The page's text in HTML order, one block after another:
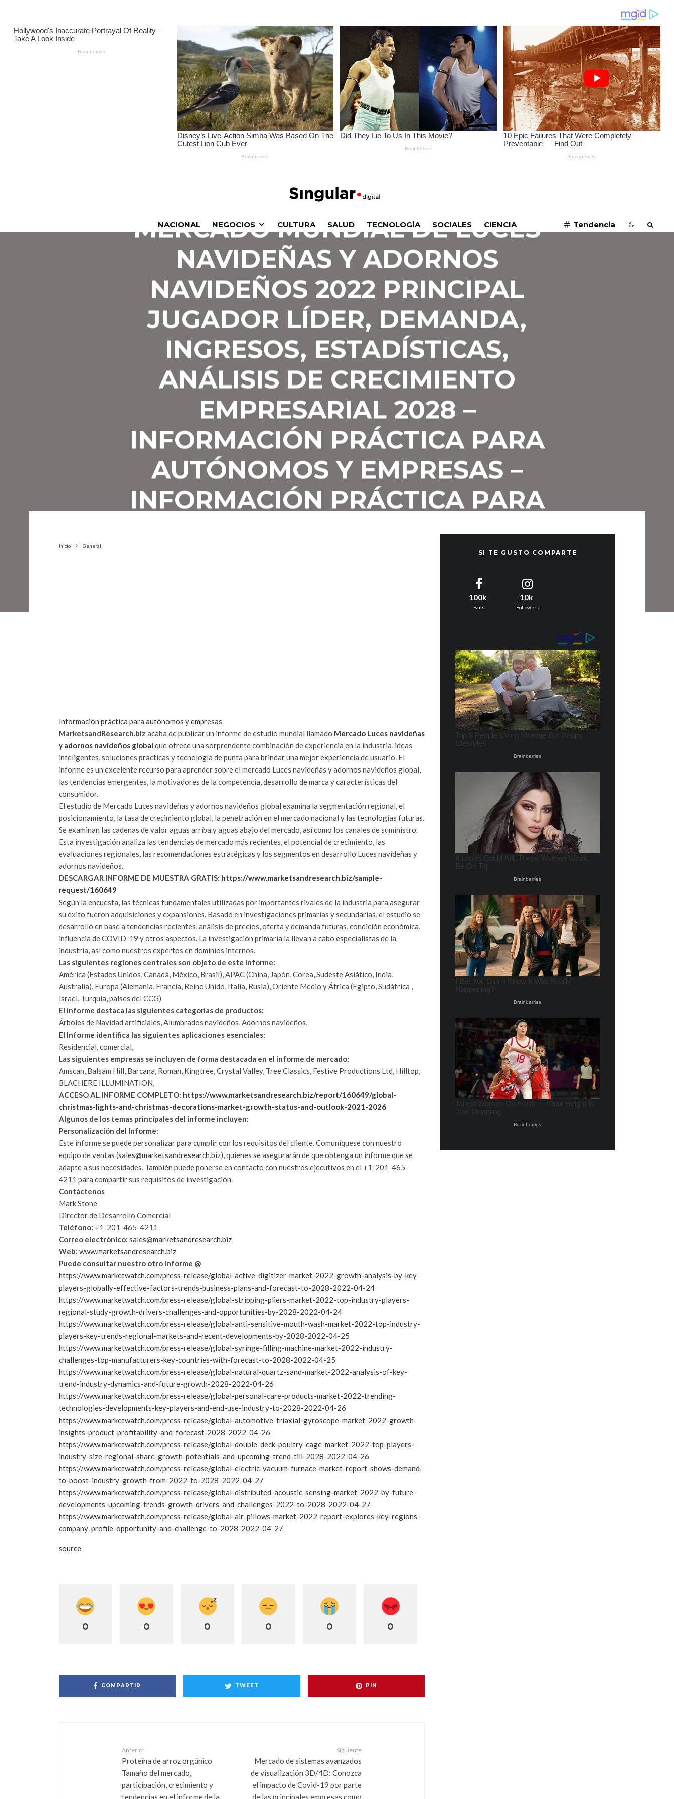
NACIONAL NEGOCIOS CULTURA SALUD TECNOLOGÍA SOCIALES CIENCIA Tendencia
mayo 3, 2022 ·
MERCADO MUNDIAL DE LUCES
NAVIDEÑAS Y ADORNOS
NAVIDEÑOS 2022 PRINCIPAL
JUGADOR LÍDER, DEMANDA,
INGRESOS, ESTADÍSTICAS,
ANÁLISIS DE CRECIMIENTO
EMPRESARIAL 2028 –
INFORMACIÓN PRÁCTICA PARA
AUTÓNOMOS Y EMPRESAS –
INFORMACIÓN PRÁCTICA PARA
AUTÓNOMOS Y EMPRESAS
Inicio General
Información práctica para autónomos y empresas
MarketsandResearch.biz acaba de publicar un informe de estudio mundial llamado Mercado Luces navideñas
y adornos navideños global que ofrece una sorprendente combinación de experiencia en la industria, ideas
inteligentes, soluciones prácticas y tecnología de punta para brindar una mejor experiencia de usuario. El
informe es un excelente recurso para aprender sobre el mercado Luces navideñas y adornos navideños global,
las tendencias emergentes, la motivadores de la competencia, desarrollo de marca y características del
consumidor.
El estudio de Mercado Luces navideñas y adornos navideños global examina la segmentación regional, el
posicionamiento, la tasa de crecimiento global, la penetración en el mercado nacional y las tecnologías futuras.
Se examinan las cadenas de valor aguas arriba y aguas abajo del mercado, así como los canales de suministro.
Esta investigación analiza las tendencias de mercado más recientes, el potencial de crecimiento, las
evaluaciones regionales, las recomendaciones estratégicas y los segmentos en desarrollo Luces navideñas y
adornos navideños.
DESCARGAR INFORME DE MUESTRA GRATIS: https://www.marketsandresearch.biz/sample-
request/160649
Según la encuesta, las técnicas fundamentales utilizadas por importantes rivales de la industria para asegurar
su éxito fueron adquisiciones y expansiones. Basado en investigaciones primarias y secundarias, el estudio se
desarrolló en base a tendencias recientes, análisis de precios, oferta y demanda futuras, condición económica,
influencia de COVID-19 y otros aspectos. La investigación primaria la llevan a cabo especialistas de la
industria, así como nuestros expertos en dominios internos.
Las siguientes regiones centrales son objeto de este Informe:
América (Estados Unidos, Canadá, México, Brasil), APAC (China, Japón, Corea, Sudeste Asiático, India,
Australia), Europa (Alemania, Francia, Reino Unido, Italia, Rusia), Oriente Medio y África (Egipto, Sudáfrica ,
Israel, Turquía, países del CCG)
El informe destaca las siguientes categorías de productos:
Árboles de Navidad artificiales, Alumbrados navideños, Adornos navideños,
El Informe identifica las siguientes aplicaciones esenciales:
Residencial, comercial,
Las siguientes empresas se incluyen de forma destacada en el informe de mercado:
Amscan, Balsam Hill, Barcana, Roman, Kingtree, Crystal Valley, Tree Classics, Festive Productions Ltd, Hilltop,
BLACHERE ILLUMINATION,
ACCESO AL INFORME COMPLETO: https://www.marketsandresearch.biz/report/160649/global-
christmas-lights-and-christmas-decorations-market-growth-status-and-outlook-2021-2026
Algunos de los temas principales del informe incluyen:
Personalización del Informe:
Este informe se puede personalizar para cumplir con los requisitos del cliente. Comuníquese con nuestro
equipo de ventas (sales@marketsandresearch.biz), quienes se asegurarán de que obtenga un informe que se
adapte a sus necesidades. También puede ponerse en contacto con nuestros ejecutivos en el +1-201-465-
4211 para compartir sus requisitos de investigación.
Contáctenos
Mark Stone
Director de Desarrollo Comercial
Teléfono: +1-201-465-4211
Correo electrónico: sales@marketsandresearch.biz
Web: www.marketsandresearch.biz
Puede consultar nuestro otro informe @
https://www.marketwatch.com/press-release/global-active-digitizer-market-2022-growth-analysis-by-key-
players-globally-effective-factors-trends-business-plans-and-forecast-to-2028-2022-04-24
https://www.marketwatch.com/press-release/global-stripping-pliers-market-2022-top-industry-players-
regional-study-growth-drivers-challenges-and-opportunities-by-2028-2022-04-24
https://www.marketwatch.com/press-release/global-anti-sensitive-mouth-wash-market-2022-top-industry-
players-key-trends-regional-markets-and-recent-developments-by-2028-2022-04-25
https://www.marketwatch.com/press-release/global-syringe-filling-machine-market-2022-industry-
challenges-top-manufacturers-key-countries-with-forecast-to-2028-2022-04-25
https://www.marketwatch.com/press-release/global-natural-quartz-sand-market-2022-analysis-of-key-
trend-industry-dynamics-and-future-growth-2028-2022-04-26
https://www.marketwatch.com/press-release/global-personal-care-products-market-2022-trending-
technologies-developments-key-players-and-end-use-industry-to-2028-2022-04-26
https://www.marketwatch.com/press-release/global-automotive-triaxial-gyroscope-market-2022-growth-
insights-product-profitability-and-forecast-2028-2022-04-26
https://www.marketwatch.com/press-release/global-double-deck-poultry-cage-market-2022-top-players-
industry-size-regional-share-growth-potentials-and-upcoming-trend-till-2028-2022-04-26
https://www.marketwatch.com/press-release/global-electric-vacuum-furnace-market-report-shows-demand-
to-boost-industry-growth-from-2022-to-2028-2022-04-27
https://www.marketwatch.com/press-release/global-distributed-acoustic-sensing-market-2022-by-future-
developments-upcoming-trends-growth-drivers-and-challenges-2022-to-2028-2022-04-27
https://www.marketwatch.com/press-release/global-air-pillows-market-2022-report-explores-key-regions-
company-profile-opportunity-and-challenge-to-2028-2022-04-27
source
0 0 0 0 0 0
COMPARTIR TWEET PIN
Anterior
Proteína de arroz orgánico
Tamaño del mercado,
participación, crecimiento y
tendencias en el informe de la
Siguiente
Mercado de sistemas avanzados
de visualización 3D/4D: Conozca
el impacto de Covid-19 por parte
de las principales empresas como
SI TE GUSTO COMPARTE
100k
Fans
10k
Followers